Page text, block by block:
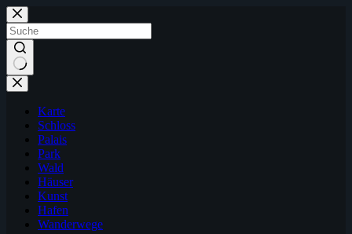
Zum
Inhalt
springen
Karte
Schloss
Palais
Park
Wald
Häuser
Kunst
Hafen
Wanderwege